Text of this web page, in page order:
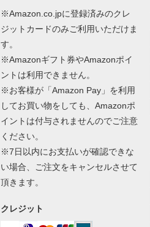
※Amazon.co.jpに登録済みのクレ
ジットカードのみご利用いただけま
す。
※Amazonギフト券やAmazonポイ
ントは利用できません。
※お客様が「Amazon Pay」を利用
してお買い物をしても、Amazonポ
イントは付与されませんのでご注意
ください。
※7日以内にお支払いが確認できな
い場合、ご注文をキャンセルさせて
頂きます。
クレジット